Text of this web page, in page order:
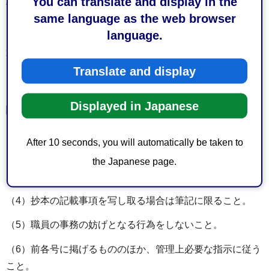
same language as the web browser
language.
Translate and display
Displayed in Japanese
After 10 seconds, you will automatically be taken to
the Japanese page.
委員会の指定する場所とする。
（閲覧者の遵守事項）
第9条_閲覧者は、次に掲げる事項を遵守しなければならな
（1）申出に係る閲覧対象者又は閲覧対象者の範囲を超えて
閲覧しないこと。
（4）抄本の記載事項を写し取る場合は筆記に限ること。
（5）職員の事務の妨げとなる行為をしないこと。
（6）前各号に掲げるもののほか、管理上必要な指示に従う
こと。